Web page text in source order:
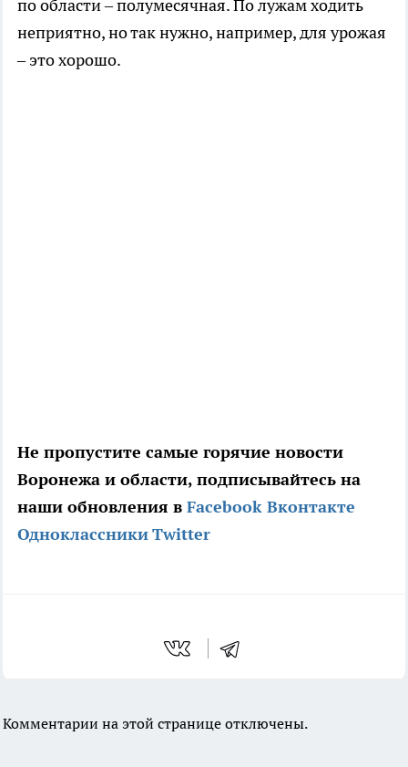
по области – полумесячная. По лужам ходить
неприятно, но так нужно, например, для урожая
– это хорошо.
Не пропустите самые горячие новости
Воронежа и области, подписывайтесь на
наши обновления в Facebook Вконтакте
ОдноклассникиTwitter
Комментарии на этой странице отключены.